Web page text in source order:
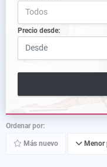
Todos
Precio desde:
Ordenar por:
Más nuevo Menor